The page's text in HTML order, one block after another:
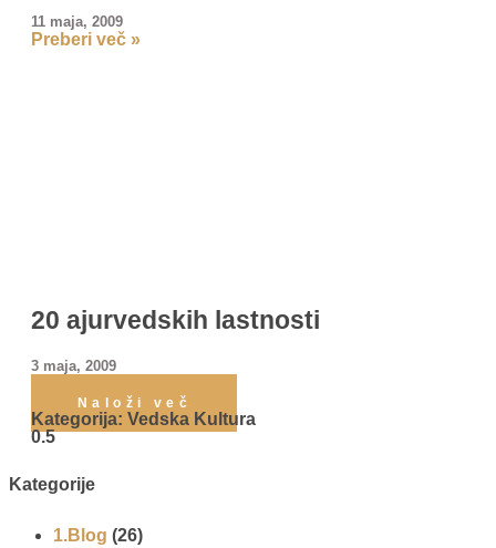
11 maja, 2009
Preberi več »
20 ajurvedskih lastnosti
3 maja, 2009
Naloži več
Kategorija: Vedska Kultura
Kategorije
1.Blog (26)